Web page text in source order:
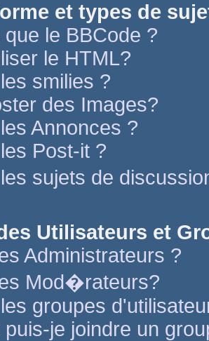
et types de
le BBCode ?
le HTML?
smilies ?
des Images?
Annonces ?
Post-it ?
sujets de
Utilisateurs et
Administrateurs ?
Mod�rateurs?
groupes
puis-je joindre un